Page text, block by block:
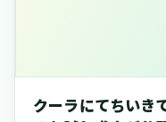
クーラにてちいき